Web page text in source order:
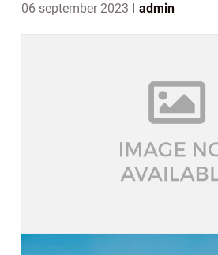
06 september 2023 admin